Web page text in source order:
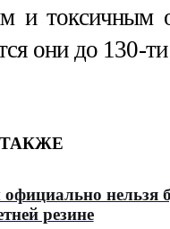
и токсичным
они до 130-ти
нельзя
резине